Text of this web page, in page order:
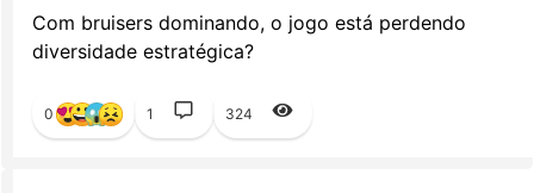
Com bruisers dominando, o jogo está perdendo
diversidade estratégica?
0 1 324